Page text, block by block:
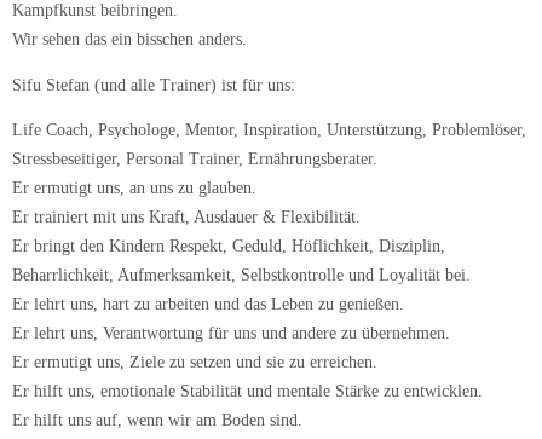
Kampfkunst beibringen.
Wir sehen das ein bisschen anders.
Sifu Stefan (und alle Trainer) ist für uns:
Life Coach, Psychologe, Mentor, Inspiration, Unterstützung, Problemlöser,
Stressbeseitiger, Personal Trainer, Ernährungsberater.
Er ermutigt uns, an uns zu glauben.
Er trainiert mit uns Kraft, Ausdauer & Flexibilität.
Er bringt den Kindern Respekt, Geduld, Höflichkeit, Disziplin,
Beharrlichkeit, Aufmerksamkeit, Selbstkontrolle und Loyalität bei.
Er lehrt uns, hart zu arbeiten und das Leben zu genießen.
Er lehrt uns, Verantwortung für uns und andere zu übernehmen.
Er ermutigt uns, Ziele zu setzen und sie zu erreichen.
Er hilft uns, emotionale Stabilität und mentale Stärke zu entwicklen.
Er hilft uns auf, wenn wir am Boden sind.